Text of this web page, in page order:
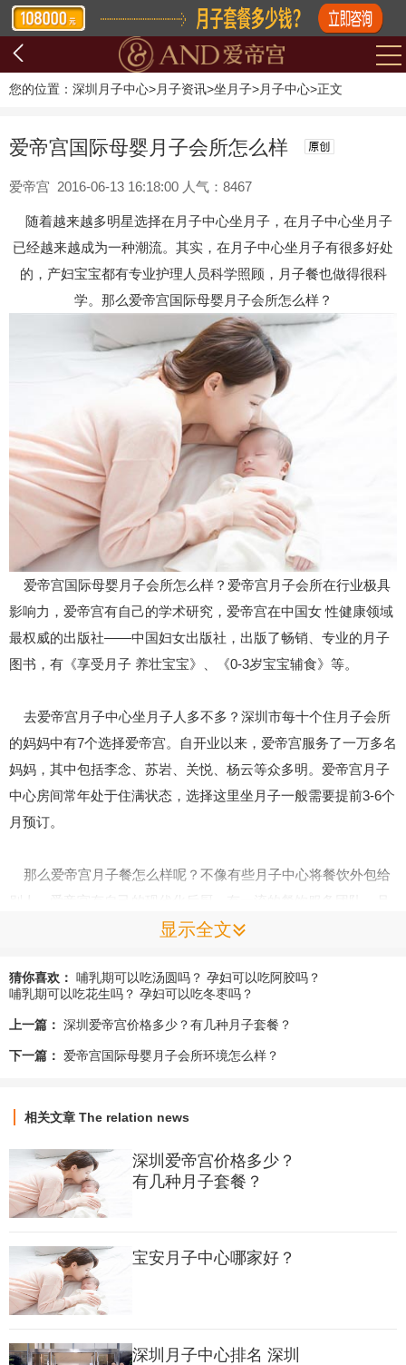
您的位置： 深圳月子中心>月子资讯>坐月子>月子中心>正文
显示全文
爱帝宫国际母婴月子会所怎么样
爱帝宫 2016-06-13 16:18:00 人气：8467
随着越来越多明星选择在月子中心坐月子，在月子中心坐月子
已经越来越成为一种潮流。其实，在月子中心坐月子有很多好处
的，产妇宝宝都有专业护理人员科学照顾，月子餐也做得很科
学。那么爱帝宫国际母婴月子会所怎么样？
爱帝宫国际母婴月子会所怎么样？爱帝宫月子会所在行业极具
影响力，爱帝宫有自己的学术研究，爱帝宫在中国女 性健康领域
最权威的出版社——中国妇女出版社，出版了畅销、专业的月子
图书，有《享受月子 养壮宝宝》、《0-3岁宝宝辅食》等。
去爱帝宫月子中心坐月子人多不多？深圳市每十个住月子会所
的妈妈中有7个选择爱帝宫。自开业以来，爱帝宫服务了一万多名
妈妈，其中包括李念、苏岩、关悦、杨云等众多明。爱帝宫月子
中心房间常年处于住满状态，选择这里坐月子一般需要提前3-6个
月预订。
那么爱帝宫月子餐怎么样呢？不像有些月子中心将餐饮外包给
子餐所用的食材都是由专人从山姆会员院和有机蔬菜基地直接采
师精心烹饪，让每位入住的妈妈都享受到营养美味的月子餐。
产妇产后月子坐得好不好会直接影响到以后的身体状况，所以
坐一个好的月子非常重要。如果您想坐一个度假般的月子，就来
400 888 5248，也可以亲自来参观。
猜你喜欢： 哺乳期可以吃汤圆吗？ 孕妇可以吃阿胶吗？
哺乳期可以吃花生吗？ 孕妇可以吃冬枣吗？
上一篇： 深圳爱帝宫价格多少？有几种月子套餐？
下一篇： 爱帝宫国际母婴月子会所环境怎么样？
相关文章 The relation news
深圳爱帝宫价格多少？
有几种月子套餐？
宝安月子中心哪家好？
深圳月子中心排名 深圳